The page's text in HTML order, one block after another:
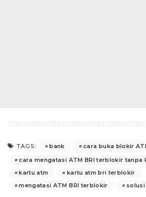
TAGS: bank
cara buka blokir
cara mengatasi ATM BRI terblokir tanpa
kartu atm
kartu atm bri terblokir
mengatasi ATM BRI terblokir
solusi